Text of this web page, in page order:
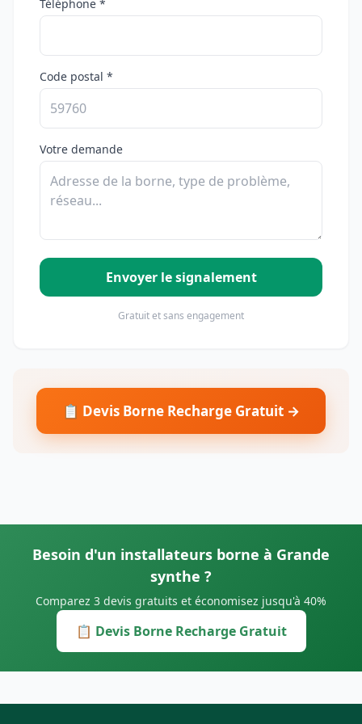
Téléphone *
Code postal *
Votre demande
Envoyer le signalement
Gratuit et sans engagement
📋 Devis Borne Recharge Gratuit →
Besoin d'un installateurs borne à Grande
synthe ?
Comparez 3 devis gratuits et économisez jusqu'à 40%
📋 Devis Borne Recharge Gratuit